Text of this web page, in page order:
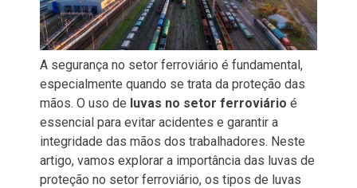
A segurança no setor ferroviário é fundamental,
especialmente quando se trata da proteção das
mãos. O uso de luvas no setor ferroviário é
essencial para evitar acidentes e garantir a
integridade das mãos dos trabalhadores. Neste
artigo, vamos explorar a importância das luvas de
proteção no setor ferroviário, os tipos de luvas